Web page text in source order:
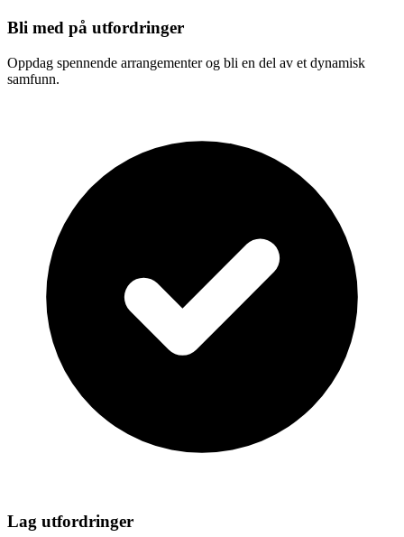
Bli med på utfordringer
Oppdag spennende arrangementer og bli en del av et dynamisk
samfunn.
Lag utfordringer